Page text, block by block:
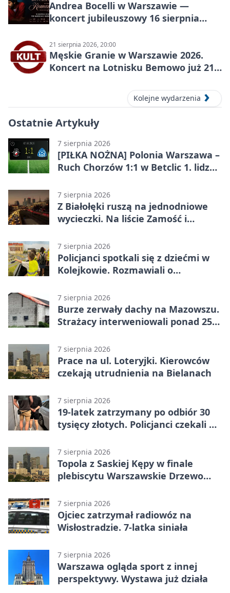
Andrea Bocelli w Warszawie —
koncert jubileuszowy 16 sierpnia
21 sierpnia 2026, 20:00
Męskie Granie w Warszawie 2026.
Koncert na Lotnisku Bemowo już 21
Kolejne wydarzenia
Ostatnie Artykuły
7 sierpnia 2026
[PIŁKA NOŻNA] Polonia Warszawa –
Ruch Chorzów 1:1 w Betclic 1. lidze.
7 sierpnia 2026
Z Białołęki ruszą na jednodniowe
wycieczki. Na liście Zamość i
7 sierpnia 2026
Policjanci spotkali się z dziećmi w
Kolejkowie. Rozmawiali o
7 sierpnia 2026
Burze zerwały dachy na Mazowszu.
Strażacy interweniowali ponad 250
7 sierpnia 2026
Prace na ul. Loteryjki. Kierowców
czekają utrudnienia na Bielanach
7 sierpnia 2026
19-latek zatrzymany po odbiór 30
tysięcy złotych. Policjanci czekali w
7 sierpnia 2026
Topola z Saskiej Kępy w finale
plebiscytu Warszawskie Drzewo
7 sierpnia 2026
Ojciec zatrzymał radiowóz na
Wisłostradzie. 7-latka siniała
7 sierpnia 2026
Warszawa ogląda sport z innej
perspektywy. Wystawa już działa